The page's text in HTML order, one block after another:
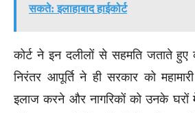
सकते: इलाहाबाद हाईकोर्ट
कोर्ट ने इन दलीलों से सहमति जताते
निरंतर आपूर्ति ने ही सरकार को
इलाज करने और नागरिकों को उनके घरों